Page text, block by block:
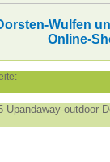
Wulfen
Online-
Upandaway-outdoor